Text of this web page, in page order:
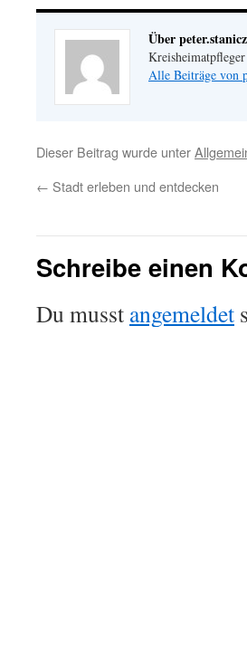
Über
Alle Beiträge von
Dieser Beitrag wurde unter
← Stadt erleben und entdecken
Schreibe einen
Du musst angemeldet